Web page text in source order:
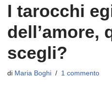
I tarocchi
dell’amore,
scegli?
di Maria Boghi 1 commento